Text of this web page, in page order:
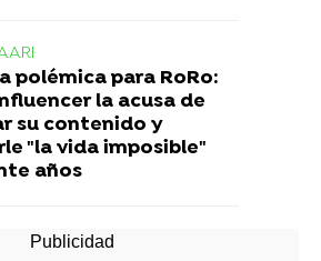
polémica para RoRo:
la acusa de
su contenido y
"la vida imposible"
años